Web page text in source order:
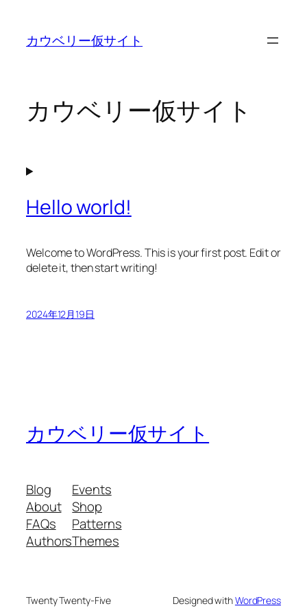
カウベリー仮サイト
カウベリー仮サイト
Hello world!
Welcome to WordPress. This is your first post. Edit or
delete it, then start writing!
2024年12月19日
カウベリー仮サイト
Blog
About
FAQs
Authors
Events
Shop
Patterns
Themes
Twenty Twenty-Five Designed withWordPress